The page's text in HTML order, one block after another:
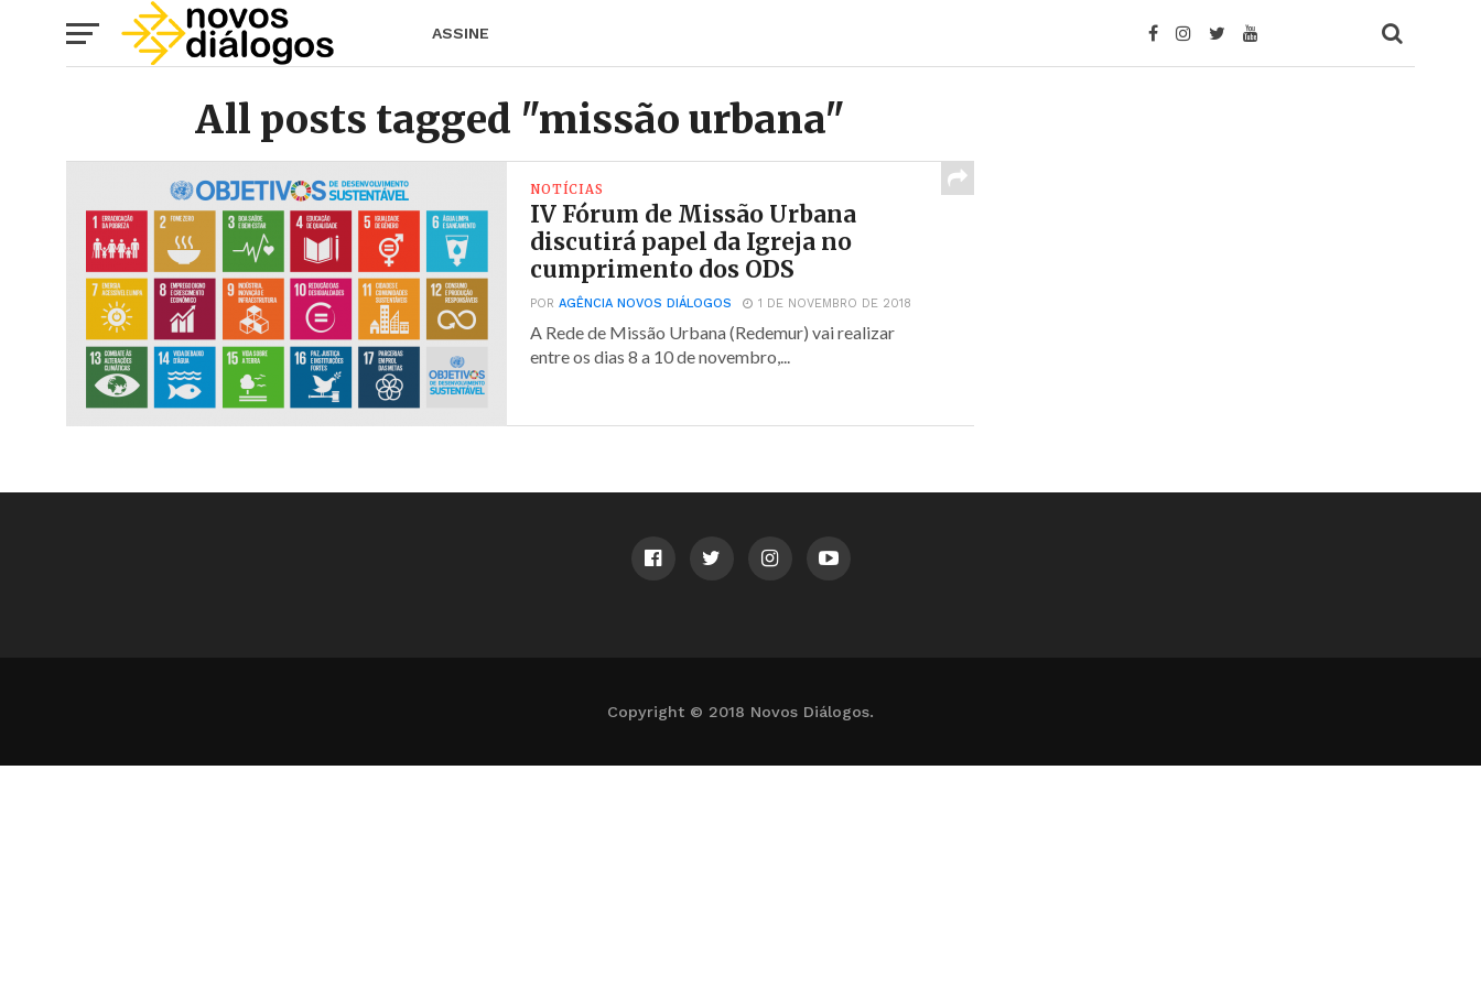
ASSINE
All posts tagged "missão urbana"
NOTÍCIAS
IV Fórum de Missão Urbana
discutirá papel da Igreja no
cumprimento dos ODS
PORAGÊNCIA NOVOS DIÁLOGOS 1 DE NOVEMBRO DE 2018
A Rede de Missão Urbana (Redemur) vai realizar
entre os dias 8 a 10 de novembro,...
Copyright © 2018 Novos Diálogos.